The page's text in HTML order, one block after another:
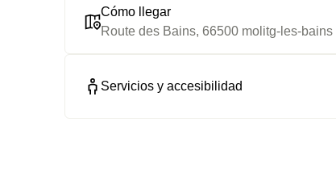
Cómo llegar
Route des Bains, 66500 molitg-les-bains
Servicios y accesibilidad